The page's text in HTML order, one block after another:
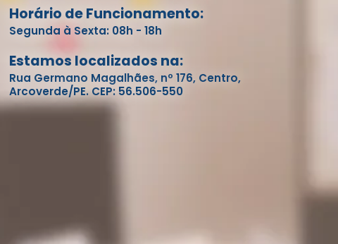
Horário de Funcionamento:
Segunda à Sexta: 08h - 18h
Estamos localizados na:
Rua Germano Magalhães, nº 176, Centro,
Arcoverde/PE. CEP: 56.506-550